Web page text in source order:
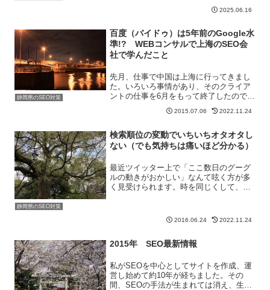
よる回答が表示されるようになったた
が多くなってきました。こ...
2025.06.16
静岡県のSEO対策
百度（バイドゥ）は5年前のGoogle水
準!? WEBコンサルで上海のSEO会
社で学んだこと
先月、仕事で中国は上海に行ってきまし
た。いろいろ事情があり、そのクライア
ントの仕事を6月をもって終了したので、
今回の出張に関して詳しいことを書かな
いようにしたいと思います。ただし中国
の辺りに興味を持つ方...
2015.07.06 2022.11.24
静岡県のSEO対策
検索順位の変動でいちいちオタオタし
ない（でも気持ちは痛いほど分かる）
最近ツイッター上で「ここ数日のグーグ
ルの動きがおかしい」なんて呟く方が多
く見受けられます。時を同じくして、弊
介したいと思います。まず押さえておい
てもらいたいことは、多少...
2016.06.24 2022.11.24
2015年 SEO最新情報
私がSEOを中心としてサイトを作成、運
営し始めて約10年が経ちました。その
間、SEOの手法が生まれては消え、生ま